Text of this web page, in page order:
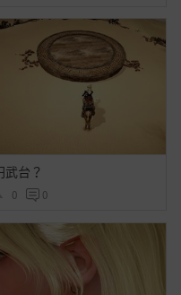
武台？
0 0